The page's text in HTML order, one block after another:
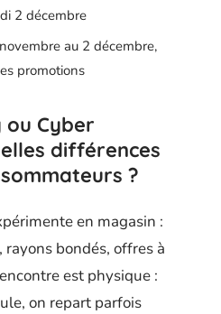
2 décembre
au 2 décembre,
promotions
ou Cyber
différences
?
en magasin :
bondés, offres à
est physique :
on repart parfois